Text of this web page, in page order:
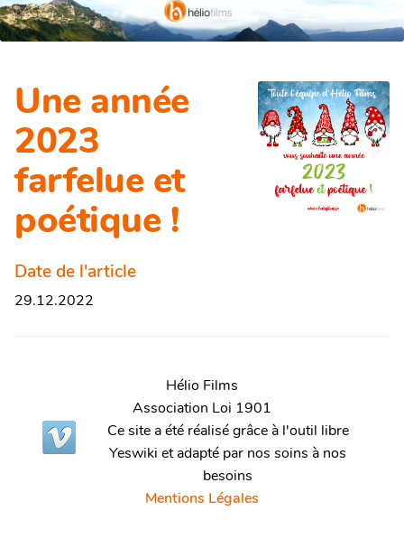
Une année
2023
farfelue et
poétique !
Date de l'article
29.12.2022
Hélio Films
Association Loi 1901
Ce site a été réalisé grâce à l'outil libre
Yeswiki et adapté par nos soins à nos
besoins
Mentions Légales